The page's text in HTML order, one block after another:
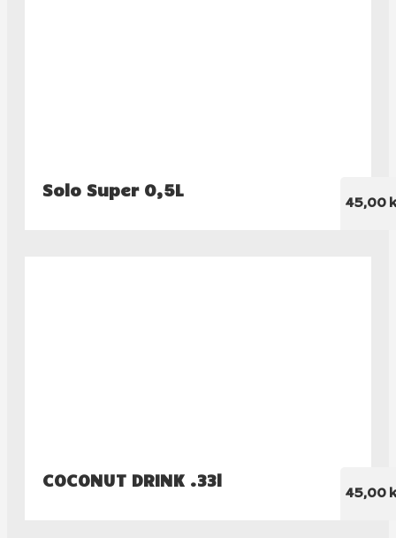
Solo Super 0,5L
45,00
COCONUT DRINK .33l
45,00